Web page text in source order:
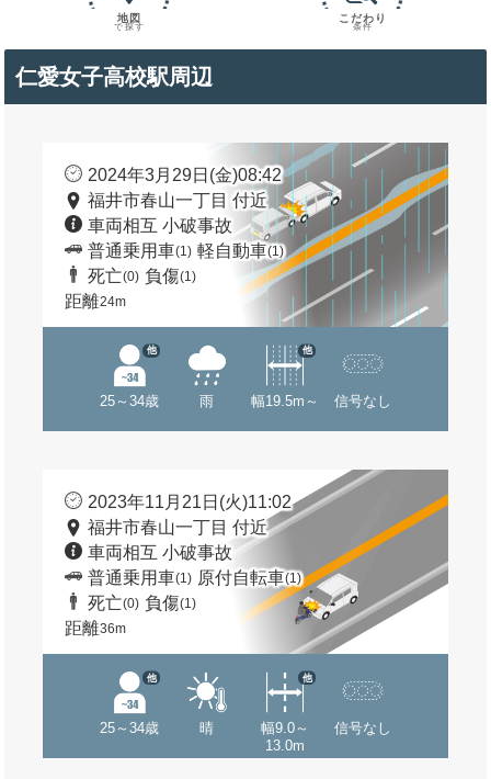
地図
で探す
こだわり
条件
仁愛女子高校駅周辺
2024年3月29日(金)08:42
福井市春山一丁目 付近
車両相互 小破事故
普通乗用車(1) 軽自動車(1)
死亡(0) 負傷(1)
距離24m
25～34歳
他
雨 幅19.5m～
他
信号なし
2023年11月21日(火)11:02
福井市春山一丁目 付近
車両相互 小破事故
普通乗用車(1) 原付自転車(1)
死亡(0) 負傷(1)
距離36m
25～34歳
他
晴
幅9.0～
13.0m
他
信号なし